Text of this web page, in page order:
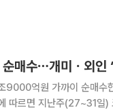
지분 참여를 넘어 실질적
매수⋯개미ㆍ외인
9000억원 가까이 순매